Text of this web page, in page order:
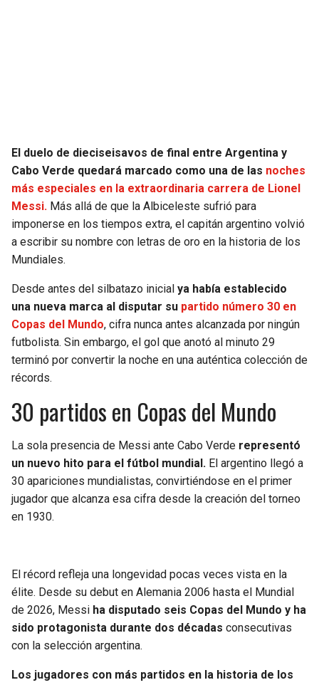
PACKERS
FALCONS
PANTHERS
SAINTS
BUCCANEERS
TIMBERWOLVES
TRAIL BLAZERS
JAZZ
El duelo de dieciseisavos de final entre Argentina y
Cabo Verde quedará marcado como una de las noches
más especiales en la extraordinaria carrera de Lionel
Messi. Más allá de que la Albiceleste sufrió para
imponerse en los tiempos extra, el capitán argentino volvió
a escribir su nombre con letras de oro en la historia de los
Mundiales.
Desde antes del silbatazo inicial ya había establecido
una nueva marca al disputar su partido número 30 en
Copas del Mundo, cifra nunca antes alcanzada por ningún
futbolista. Sin embargo, el gol que anotó al minuto 29
terminó por convertir la noche en una auténtica colección de
récords.
30 partidos en Copas del Mundo
La sola presencia de Messi ante Cabo Verde representó
un nuevo hito para el fútbol mundial. El argentino llegó a
30 apariciones mundialistas, convirtiéndose en el primer
jugador que alcanza esa cifra desde la creación del torneo
en 1930.
El récord refleja una longevidad pocas veces vista en la
élite. Desde su debut en Alemania 2006 hasta el Mundial
de 2026, Messi ha disputado seis Copas del Mundo y ha
sido protagonista durante dos décadas consecutivas
con la selección argentina.
Los jugadores con más partidos en la historia de los